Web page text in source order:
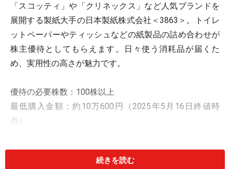
「スコッティ」や「クリネックス」など人気ブランドを
展開する製紙大手の日本製紙株式会社＜3863＞。トイレ
ットペーパーやティッシュなどの紙製品の詰め合わせが
株主優待としてもらえます。日々使う消耗品が届くた
め、実用性の高さが魅力です。
優待の必要株数：100株以上
最低購入金額：約10万600円（2025年5月16日終値時
点）
優待内容：トイレットペーパー、ティッシュ、キッチン
ペーパーなど自社製品詰め合わせ
続きを読む